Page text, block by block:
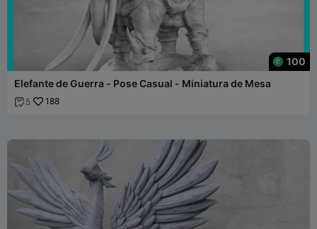
100
Elefante de Guerra - Pose Casual - Miniatura de Mesa
 5 188